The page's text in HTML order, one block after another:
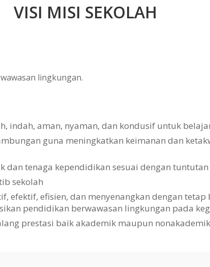
VISI MISI SEKOLAH
lingkungan.
indah, aman, nyaman, dan kondusif untuk
guna meningkatkan keimanan dan
dan tenaga kependidikan sesuai dengan
sekolah
efektif, efisien, dan menyenangkan dengan
pendidikan berwawasan lingkungan pada
prestasi baik akademik maupun